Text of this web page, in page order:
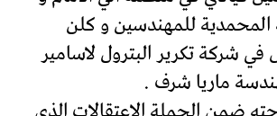
للمهندسين و كلن
شركة تكرير البترول لاسامير
ماريا شرف .